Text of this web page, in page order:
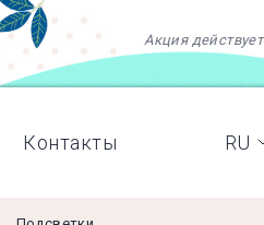
Акция
Контакты RU